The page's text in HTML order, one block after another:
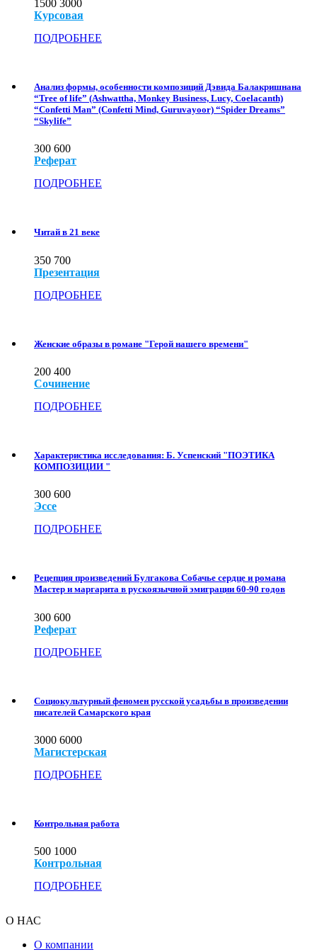
1500 3000
Курсовая
ПОДРОБНЕЕ
Анализ формы, особенности композиций Дэвида Балакришнана
“Tree of life” (Ashwattha, Monkey Business, Lucy, Coelacanth)
“Confetti Man” (Confetti Mind, Guruvayoor) “Spider Dreams”
“Skylife”
300 600
Реферат
ПОДРОБНЕЕ
Читай в 21 веке
350 700
Презентация
ПОДРОБНЕЕ
Женские образы в романе "Герой нашего времени"
200 400
Сочинение
ПОДРОБНЕЕ
Характеристика исследования: Б. Успенский "ПОЭТИКА
КОМПОЗИЦИИ "
300 600
Эссе
ПОДРОБНЕЕ
Рецепция произведений Булгакова Собачье сердце и романа
Мастер и маргарита в рускоязычной эмиграции 60-90 годов
300 600
Реферат
ПОДРОБНЕЕ
Социокультурный феномен русской усадьбы в произведении
писателей Самарского края
3000 6000
Магистерская
ПОДРОБНЕЕ
Контрольная работа
500 1000
Контрольная
ПОДРОБНЕЕ
О НАС
О компании